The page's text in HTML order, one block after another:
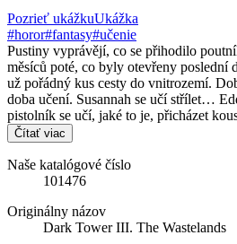
Pozrieť ukážkuUkážka
#horor#fantasy#učenie
Pustiny vyprávějí, co se přihodilo
měsíců poté, co byly otevřeny poslední
už pořádný kus cesty do vnitrozemí.
doba učení. Susannah se učí střílet…
pistolník se učí, jaké to je, přicházet
Čítať viac
Naše katalógové číslo
101476
Originálny názov
Dark Tower III. The Wastelands